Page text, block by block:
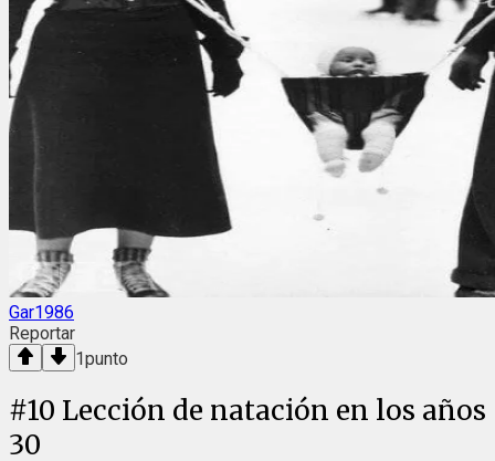
Gar1986
Reportar
1punto
#10 Lección de natación en los años
30